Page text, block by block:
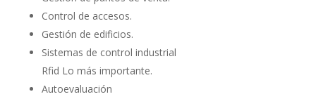
Control de accesos.
Gestión de edificios.
Sistemas de control industrial
Rfid Lo más importante.
Autoevaluación